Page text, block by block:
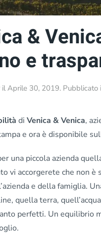
&
e
ilAprile 30, 2019. Pubblicato
di Venica & Venica,
e ora è disponibile
una piccola azienda
vi accorgerete che non
e della famiglia.
quella terra,
perfetti. Un equilibrio